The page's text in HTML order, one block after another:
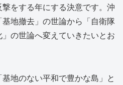
をする年にする決意です。沖
地撤去」の世論から「自衛隊
の世論へ変えていきたいとお
地のない平和で豊かな島」と